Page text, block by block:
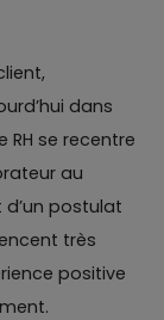
dans
RH se recentre
au
postulat
très
positive